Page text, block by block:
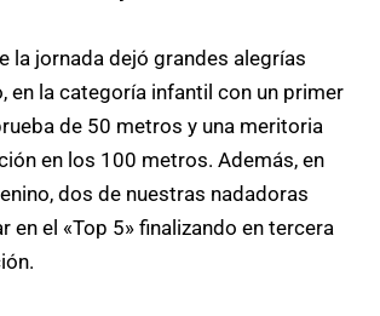
la jornada dejó grandes alegrías
en la categoría infantil con un primer
de 50 metros y una meritoria
en los 100 metros. Además, en
dos de nuestras nadadoras
en el «Top 5» finalizando en tercera